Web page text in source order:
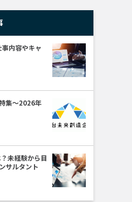
内容やキャ
集～2026年
未経験から目
サルタント